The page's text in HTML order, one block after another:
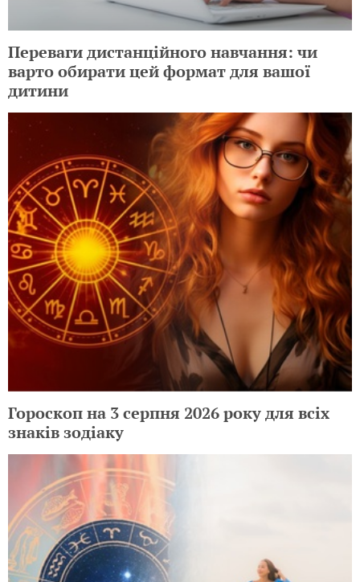
Переваги дистанційного навчання: чи
варто обирати цей формат для вашої
дитини
Гороскоп на 3 серпня 2026 року для всіх
знаків зодіаку